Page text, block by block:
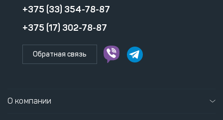
+375 (33) 354-78-87
+375 (17) 302-78-87
Обратная связь
О компании